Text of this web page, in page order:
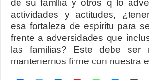
de su famllia y otros q lo
actividades y actitudes,
esa fortaleza de espiritu para
frente a adversidades que
las familias? Este debe ser
mantenernos firme con nuestra